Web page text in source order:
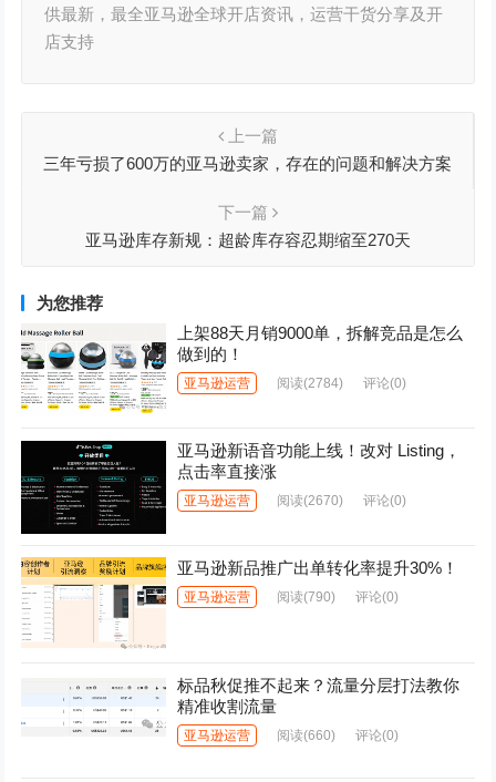
供最新，最全亚马逊全球开店资讯，运营干货分享及开
店支持
上一篇
三年亏损了600万的亚马逊卖家，存在的问题和解决方案
下一篇
亚马逊库存新规：超龄库存容忍期缩至270天
为您推荐
上架88天月销9000单，拆解竞品是怎么
做到的！
亚马逊运营 阅读(2784) 评论(0)
亚马逊新语音功能上线！改对 Listing，
点击率直接涨
亚马逊运营 阅读(2670) 评论(0)
亚马逊新品推广出单转化率提升30%！
亚马逊运营 阅读(790) 评论(0)
标品秋促推不起来？流量分层打法教你
精准收割流量
亚马逊运营 阅读(660) 评论(0)